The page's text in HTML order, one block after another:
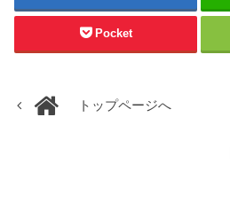
Pocket
トップページへ